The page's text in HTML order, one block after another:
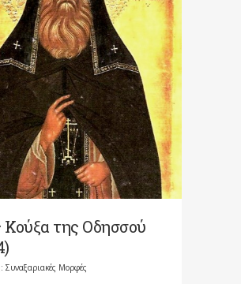
Κούξα της Οδησσού
Συναξαριακές Μορφές